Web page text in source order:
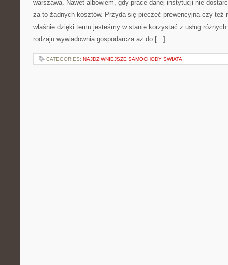
warszawa. Nawet albowiem, gdy prace danej instytucji nie
za to żadnych kosztów. Przyda się pieczęć prewencyjna czy też
właśnie dzięki temu jesteśmy w stanie korzystać z usług
rodzaju wywiadownia gospodarcza aż do […]
CATEGORIES: NAJDZIWNIEJSZE SAMOCHODY ŚWIATA